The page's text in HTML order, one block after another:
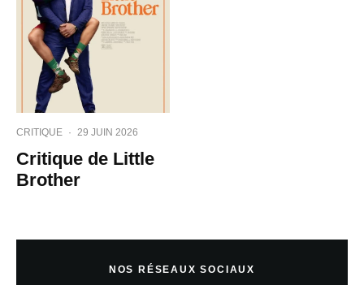
CRITIQUE · 29 JUIN 2026
Critique de Little
Brother
NOS RÉSEAUX SOCIAUX